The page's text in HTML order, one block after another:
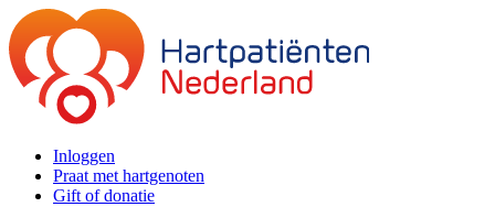
Inloggen
Praat met hartgenoten
Gift of donatie